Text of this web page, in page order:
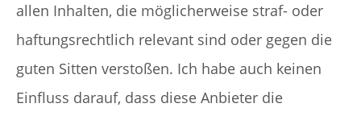
allen Inhalten, die möglicherweise straf- oder
haftungsrechtlich relevant sind oder gegen die
guten Sitten verstoßen. Ich habe auch keinen
Einfluss darauf, dass diese Anbieter die